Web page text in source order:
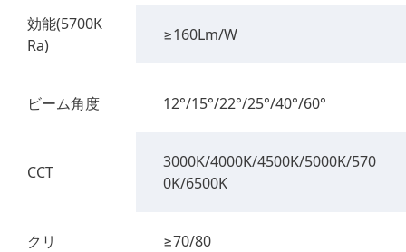
効能(5700K
Ra)
≥160Lm/W
ビーム角度 12°/15°/22°/25°/40°/60°
CCT
3000K/4000K/4500K/5000K/570
0K/6500K
クリ ≥70/80